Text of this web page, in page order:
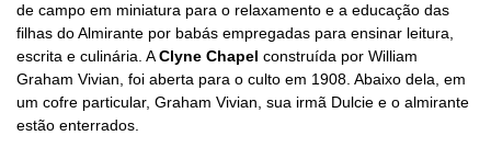
de campo em miniatura para o relaxamento e a educação das
filhas do Almirante por babás empregadas para ensinar leitura,
escrita e culinária. AClyne Chapel construída por William
Graham Vivian, foi aberta para o culto em 1908. Abaixo dela, em
um cofre particular, Graham Vivian, sua irmã Dulcie e o almirante
estão enterrados.